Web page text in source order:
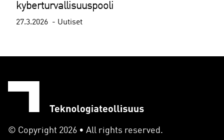
kyberturvallisuuspooli
27.3.2026 Uutiset
© Copyright 2026 • All rights reserved.